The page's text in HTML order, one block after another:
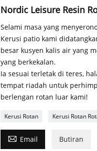
Nordic Leisure Resin
Selami masa yang
Kerusi patio kami
besar kusyen kalis air yang
yang berkekalan.
Ia sesuai terletak di teres,
tempat riadah untuk
berlengan rotan luar kami!
Kerusi Rotan Kerusi Rotan
 Email Butiran